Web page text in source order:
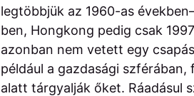
legtöbbjük az 1960-as
ben, Hongkong pedig csak
azonban nem vetett egy
például a gazdasági
alatt tárgyalják őket. Ráadásul